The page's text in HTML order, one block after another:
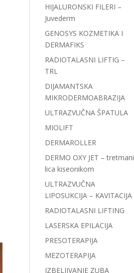
HIJALURONSKI FILERI –
Juvederm
GENOSYS KOZMETIKA I
DERMAFIKS
RADIOTALASNI LIFTIG –
TRL
DIJAMANTSKA
MIKRODERMOABRAZIJA
ULTRAZVUČNA ŠPATULA
MIOLIFT
DERMAROLLER
DERMO OXY JET – tretmani
lica kiseonikom
ULTRAZVUČNA
LIPOSUKCIJA – KAVITACIJA
RADIOTALASNI LIFTING
LASERSKA EPILACIJA
PRESOTERAPIJA
MEZOTERAPIJA
IZBELJIVANJE ZUBA